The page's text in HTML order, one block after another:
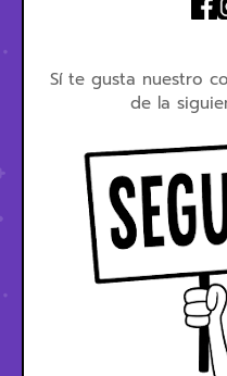
Sí te gusta nuestro
de la